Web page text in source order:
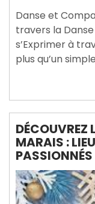
Danse et
travers la
s’Exprimer à
plus qu’un
DÉCOUVREZ
MARAIS :